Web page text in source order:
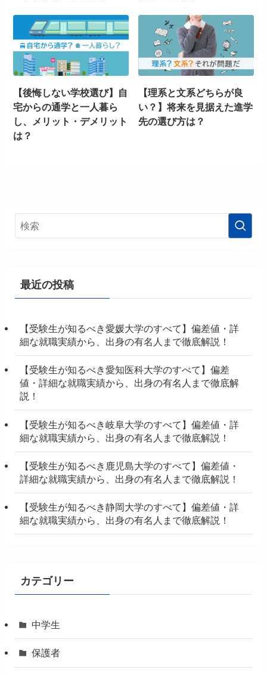
【後悔しない学校選び】自
宅からの通学と一人暮ら
し、メリット・デメリット
は？
【理系と文系どちらが良
い？】将来を見据えた進学
先の選び方は？
最近の投稿
【受験生が知るべき愛媛大学のすべて】偏差値・詳
細な就職実績から、出身の有名人まで徹底解説！
【受験生が知るべき愛知医科大学のすべて】偏差
値・詳細な就職実績から、出身の有名人まで徹底解
説！
【受験生が知るべき岐阜大学のすべて】偏差値・詳
細な就職実績から、出身の有名人まで徹底解説！
【受験生が知るべき鹿児島大学のすべて】偏差値・
詳細な就職実績から、出身の有名人まで徹底解説！
【受験生が知るべき静岡大学のすべて】偏差値・詳
細な就職実績から、出身の有名人まで徹底解説！
カテゴリー
中学生
保護者